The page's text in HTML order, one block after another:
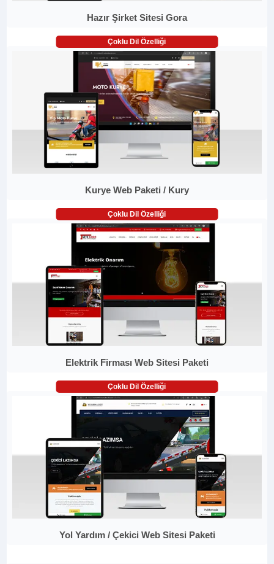
Hazır Şirket Sitesi Gora
Çoklu Dil Özelliği
Kurye Web Paketi / Kury
Çoklu Dil Özelliği
Elektrik Firması Web Sitesi Paketi
Çoklu Dil Özelliği
Yol Yardım / Çekici Web Sitesi Paketi